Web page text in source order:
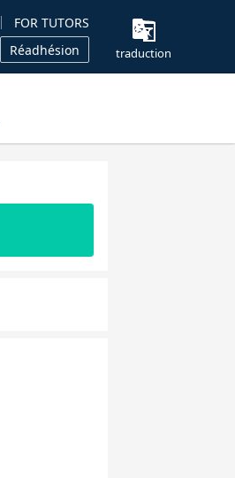
FOR TUTORS
Réadhésion traduction